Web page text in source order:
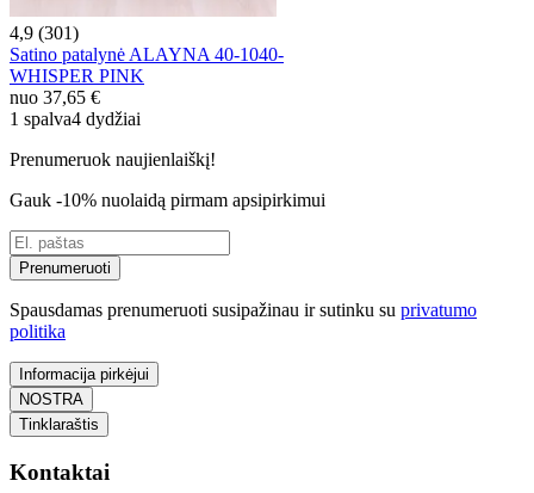
4,9 (301)
Satino patalynė ALAYNA 40-1040-
WHISPER PINK
nuo 37,65 €
1 spalva4 dydžiai
Prenumeruok naujienlaiškį!
Gauk -10% nuolaidą pirmam apsipirkimui
Prenumeruoti
Spausdamas prenumeruoti susipažinau ir sutinku su privatumo
politika
Informacija pirkėjui
NOSTRA
Tinklaraštis
Kontaktai